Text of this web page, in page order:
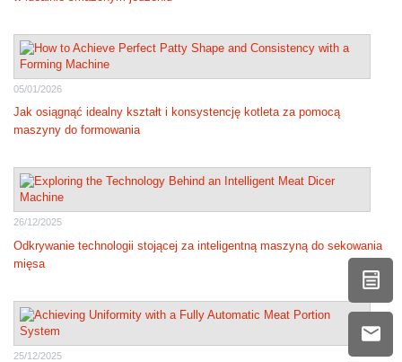
05/01/2026
Jak osiągnąć idealny kształt i konsystencję kotleta za pomocą
maszyny do formowania
26/12/2025
Odkrywanie technologii stojącej za inteligentną maszyną do sekowania
mięsa
25/12/2025